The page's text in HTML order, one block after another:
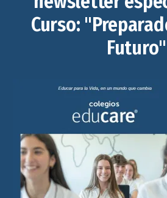
Curso:
Futuro"